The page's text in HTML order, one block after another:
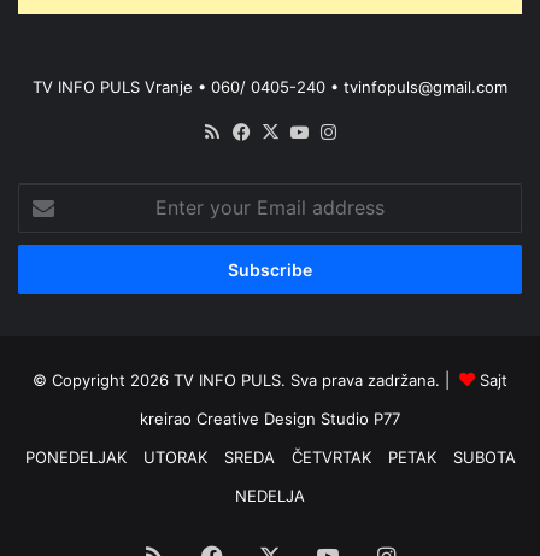
TV INFO PULS Vranje • 060/ 0405-240 • tvinfopuls@gmail.com
RSS Facebook
X YouTube
your
Email
© Copyright 2026 TV INFO PULS. Sva prava zadržana. |
Sajt
kreirao Creative Design Studio P77
PONEDELJAK
UTORAK SREDA ČETVRTAK PETAK
SUBOTA
NEDELJA